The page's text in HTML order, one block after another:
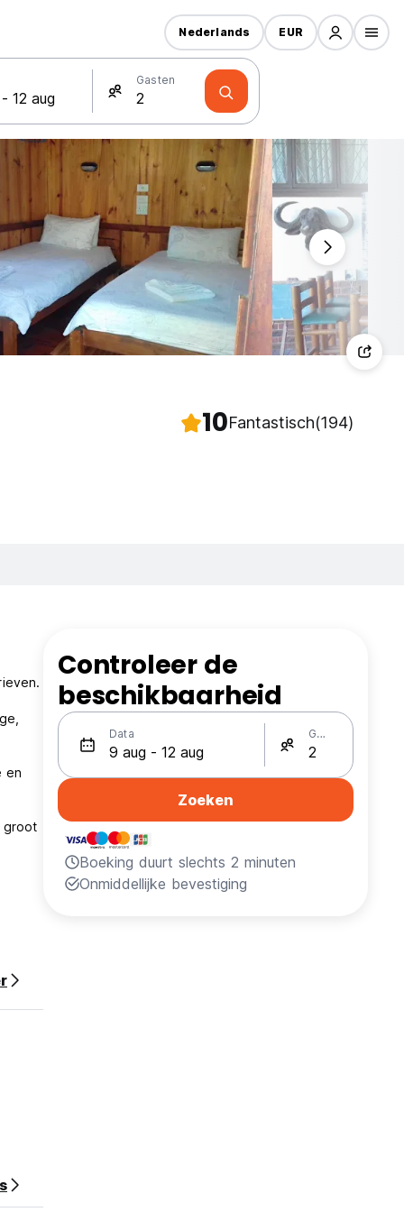
Gasten
Nederlands EUR
10Fantastisch(194)
en
groot
Controleer de
beschikbaarheid
Data Gasten
Zoeken
Boeking duurt slechts 2 minuten
Onmiddellijke bevestiging